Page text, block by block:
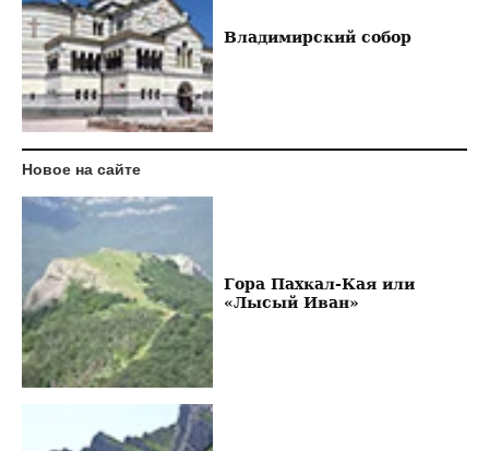
Владимирский собор
Новое на сайте
Гора Пахкал-Кая или
«Лысый Иван»